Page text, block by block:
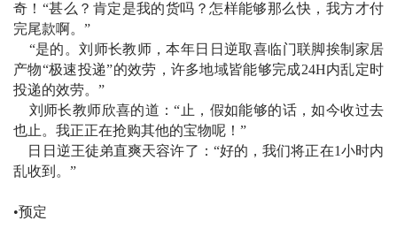
奇！“甚么？肯定是我的货吗？怎样能够那么快，我方才付
完尾款啊。”
“是的。刘师长教师，本年日日逆取喜临门联脚挨制家居
产物“极速投递”的效劳，许多地域皆能够完成24H内乱定时
投递的效劳。”
刘师长教师欣喜的道：“止，假如能够的话，如今收过去
也止。我正正在抢购其他的宝物呢！”
日日逆王徒弟直爽天容许了：“好的，我们将正在1小时内
乱收到。”
•预定